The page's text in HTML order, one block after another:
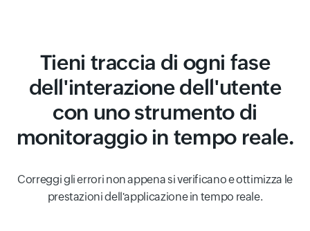
Tieni traccia di ogni fase
dell'interazione dell'utente
con uno strumento di
monitoraggio in tempo reale.
Correggi gli errori non appena si verificano e ottimizza le
prestazioni dell'applicazione in tempo reale.